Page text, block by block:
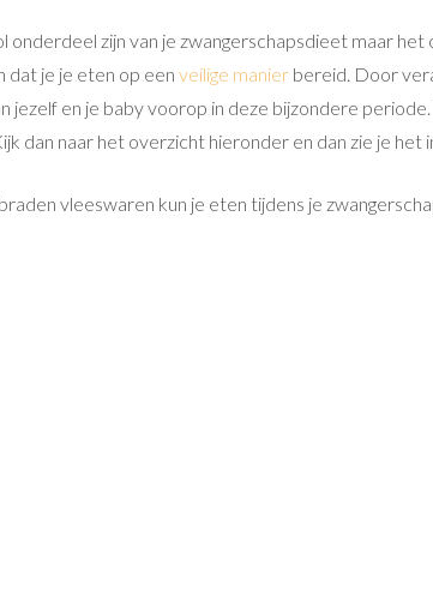
onderdeel zijn van je zwangerschapsdieet maar
dat je je eten op eenveilige manier bereid. Door
jezelf en je baby voorop in deze bijzondere
dan naar het overzicht hieronder en dan zie je het
vleeswaren kun je eten tijdens je